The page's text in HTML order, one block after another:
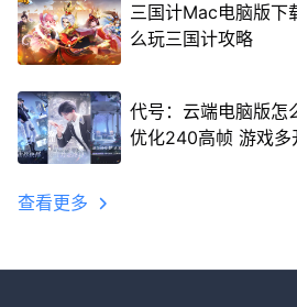
三国计Mac电脑版下
么玩三国计攻略
代号：云端电脑版怎
优化240高帧 游戏多
查看更多